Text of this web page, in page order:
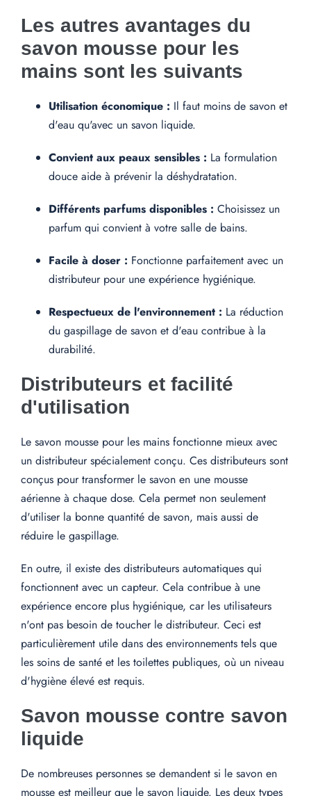
Les autres avantages du
savon mousse pour les
mains sont les suivants
Utilisation économique : Il faut moins de savon et
d'eau qu'avec un savon liquide.
Convient aux peaux sensibles : La formulation
douce aide à prévenir la déshydratation.
Différents parfums disponibles : Choisissez un
parfum qui convient à votre salle de bains.
Facile à doser : Fonctionne parfaitement avec un
distributeur pour une expérience hygiénique.
Respectueux de l'environnement : La réduction
du gaspillage de savon et d'eau contribue à la
durabilité.
Distributeurs et facilité
d'utilisation
Le savon mousse pour les mains fonctionne mieux avec
un distributeur spécialement conçu. Ces distributeurs sont
conçus pour transformer le savon en une mousse
aérienne à chaque dose. Cela permet non seulement
d'utiliser la bonne quantité de savon, mais aussi de
réduire le gaspillage.
En outre, il existe des distributeurs automatiques qui
fonctionnent avec un capteur. Cela contribue à une
expérience encore plus hygiénique, car les utilisateurs
n'ont pas besoin de toucher le distributeur. Ceci est
particulièrement utile dans des environnements tels que
les soins de santé et les toilettes publiques, où un niveau
d'hygiène élevé est requis.
Savon mousse contre savon
liquide
De nombreuses personnes se demandent si le savon en
mousse est meilleur que le savon liquide. Les deux types